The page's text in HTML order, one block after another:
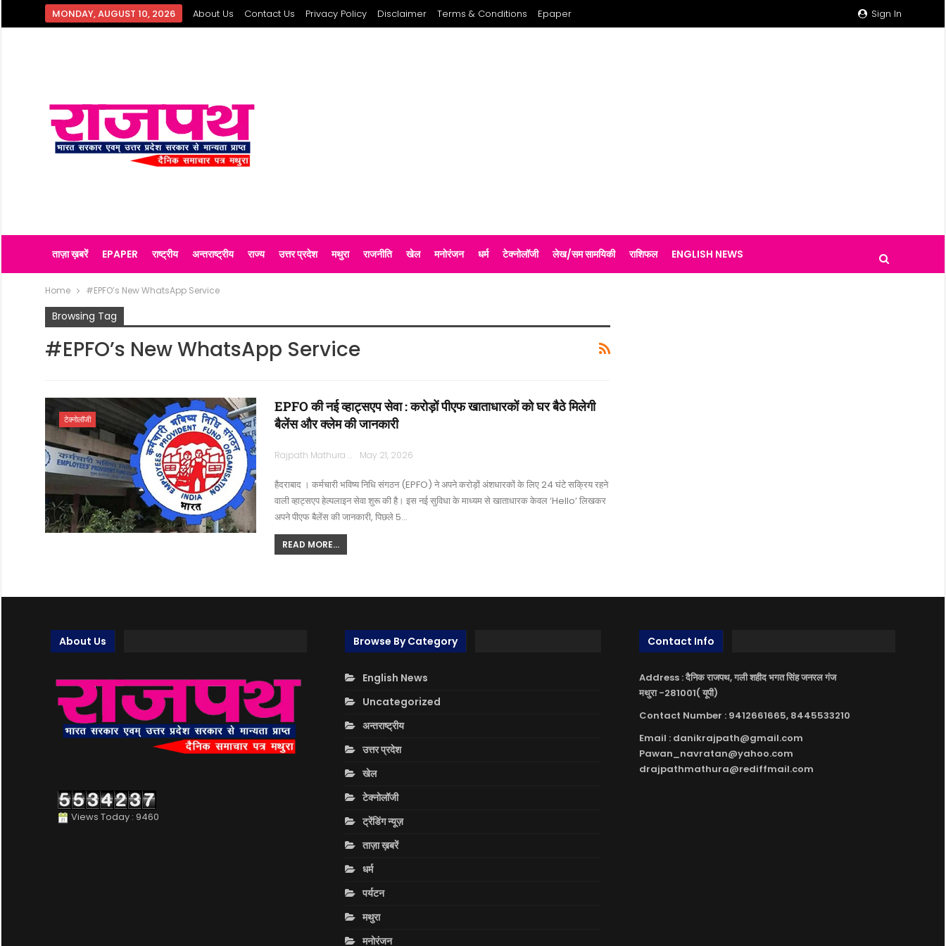
Sign In
MONDAY, AUGUST 10, 2026 About Us Contact Us Privacy Policy Disclaimer Terms & Conditions Epaper
ताज़ा ख़बरें EPAPER राष्ट्रीय अन्तराष्ट्रीय राज्य उत्तर प्रदेश मथुरा राजनीति खेल मनोरंजन धर्म टेक्नोलॉजी लेख/सम सामयिकी राशिफल ENGLISH NEWS
Home #EPFO’s New WhatsApp Service
Browsing Tag
#EPFO’s New WhatsApp Service
टेक्नोलॉजी
EPFO की नई व्हाट्सएप सेवा : करोड़ों पीएफ खाताधारकों को घर बैठे मिलेगी
बैलेंस और क्लेम की जानकारी
Rajpath Mathura May 21, 2026
हैदराबाद । कर्मचारी भविष्य निधि संगठन (EPFO) ने अपने करोड़ों अंशधारकों के लिए 24 घंटे सक्रिय रहने
वाली व्हाट्सएप हेल्पलाइन सेवा शुरू की है। इस नई सुविधा के माध्यम से खाताधारक केवल ‘Hello’ लिखकर
अपने पीएफ बैलेंस की जानकारी, पिछले 5…
READ MORE...
About Us
Views Today : 9460
Browse By Category
English News
Uncategorized
अन्तराष्ट्रीय
उत्तर प्रदेश
खेल
टेक्नोलॉजी
ट्रेंडिंग न्यूज़
ताज़ा ख़बरें
धर्म
पर्यटन
मथुरा
मनोरंजन
Contact Info
Address : दैनिक राजपथ, गली शहीद भगत सिंह जनरल गंज
मथुरा -281001( यूपी)
Contact Number : 9412661665, 8445533210
Email : danikrajpath@gmail.com
Pawan_navratan@yahoo.com
drajpathmathura@rediffmail.com